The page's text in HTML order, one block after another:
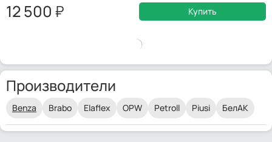
12 500 Купить
Производители
Benza Brabo Elaflex OPW Petroll Piusi БелАК